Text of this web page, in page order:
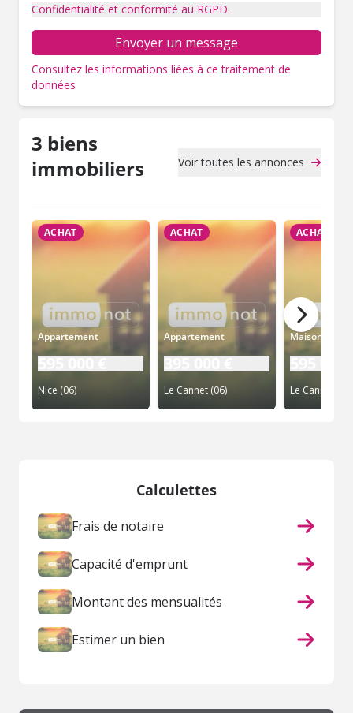
Confidentialité et conformité au RGPD.
Envoyer un message
Consultez les informations liées à ce traitement de
données
3 biens
immobiliers
Voir toutes les annonces
ACHAT
Appartement
Nice (06)
ACHAT
Appartement
Le Cannet (06)
ACHAT
Maison
Le Cannet (06)
Calculettes
Frais de notaire
Capacité d'emprunt
Montant des mensualités
Estimer un bien